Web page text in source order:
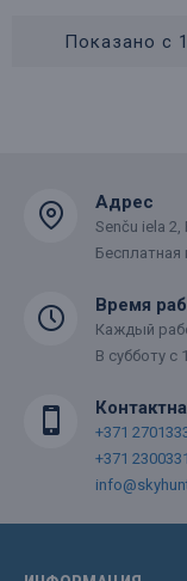
Показано с
Адрес
Senču iela 2,
Бесплатная
Время
Каждый
В субботу с
+371
+371